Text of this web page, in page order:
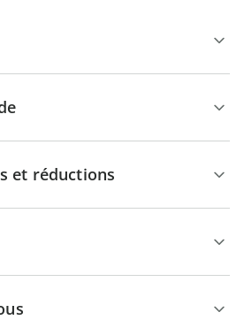
et réductions